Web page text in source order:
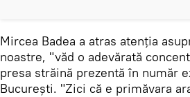
Mircea Badea a atras atenția
noastre, "văd o adevărată
presa străină prezentă în număr
București. "Zici că e primăvara